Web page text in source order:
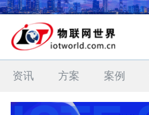
资讯 方案 案例